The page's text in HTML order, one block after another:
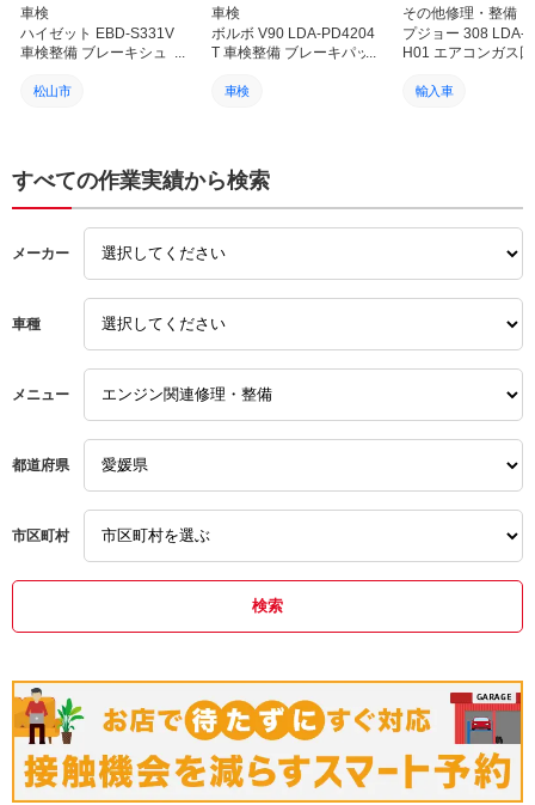
高い技術と人脈 会社間の
繋がりをもって丁寧に対応
されて様子が相談してる時
員さんや工場の様子から感
感じてます 信頼 安心し
お願いします
車検
ハイゼット EBD-S331V
車検整備 ブレーキシュ
愛媛 松山 伊予 西条 新居
松山市
カーオーナーズ
車検
ボルボ V90 LDA-PD4204
T 車検整備 ブレーキパッ
媛 松山 伊予 西条 新居浜
車検
松山市
ボルボ
その他修理・整備
プジョー 308 LDA-
H01 エアコンガス
ブルー補充！快適
輸入車
すべての作業実績から検索
メーカー
車種
メニュー
都道府県
市区町村